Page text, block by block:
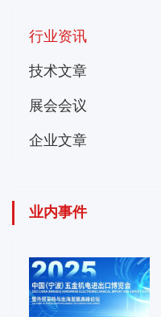
行业资讯
技术文章
展会会议
企业文章
业内事件